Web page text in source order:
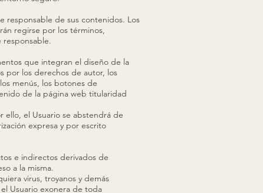
responsable de sus contenidos. Los
regirse por los términos,
responsable.
que integran el diseño de la
por los derechos de autor, los
menús, los botones de
de la página web titularidad
el Usuario se abstendrá de
expresa y por escrito
e indirectos derivados de
a la misma.
virus, troyanos y demás
Usuario exonera de toda